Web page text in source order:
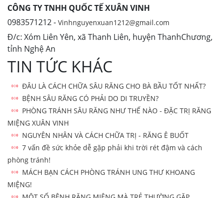
CÔNG TY TNHH QUỐC TẾ XUÂN VINH
0983571212 - Vinhnguyenxuan1212@gmail.com
Đ/c: Xóm Liên Yên, xã Thanh Liên, huyện ThanhChương,
tỉnh Nghệ An
TIN TỨC KHÁC
ĐÂU LÀ CÁCH CHỮA SÂU RĂNG CHO BÀ BẦU TỐT NHẤT?
BỆNH SÂU RĂNG CÓ PHẢI DO DI TRUYỀN?
PHÒNG TRÁNH SÂU RĂNG NHƯ THẾ NÀO - ĐẶC TRỊ RĂNG
MIỆNG XUÂN VINH
NGUYÊN NHÂN VÀ CÁCH CHỮA TRỊ - RĂNG Ê BUỐT
7 vấn đề sức khỏe dễ gặp phải khi trời rét đậm và cách
phòng tránh!
MÁCH BẠN CÁCH PHÒNG TRÁNH UNG THƯ KHOANG
MIỆNG!